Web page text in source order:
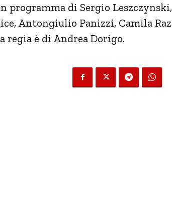
programma di Sergio
Antongiulio Panizzi, Camila
regia è di Andrea Dorigo.